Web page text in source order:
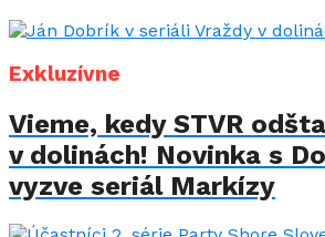
Exkluzívne
Vieme, kedy STVR
v dolinách! Novinka s
vyzve seriál Markízy